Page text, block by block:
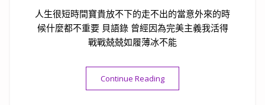
人生很短時間寶貴放不下的走不出的當意外來的時
候什麼都不重要 貝語錄 曾經因為完美主義我活得
戰戰兢兢如履薄冰不能
Continue Reading“貝語錄｜人生很短時間寶貴